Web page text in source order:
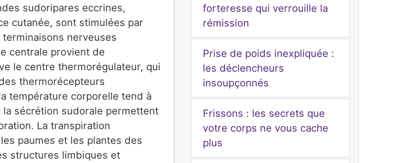
sudoripares eccrines,
cutanée, sont stimulées par
terminaisons nerveuses
centrale provient de
le centre thermorégulateur, qui
thermorécepteurs
température corporelle tend à
la sécrétion sudorale permettent
La transpiration
paumes et les plantes des
structures limbiques et
forteresse qui verrouille la
rémission
Prise de poids inexpliquée :
les déclencheurs
insoupçonnés
Frissons : les secrets que
votre corps ne vous cache
plus